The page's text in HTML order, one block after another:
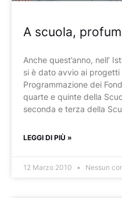
A scuola,
Anche quest’anno, nell’
si è dato avvio ai progetti
Programmazione dei
quarte e quinte della
seconda e terza della
LEGGI DI PIÙ »
12 Marzo 2010 Nessun